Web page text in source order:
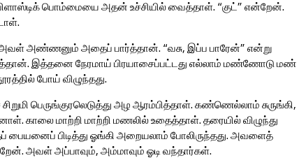
பிளாஸ்டிக் பொம்மையை அதன் உச்சியில் வைத்தாள். “குட்” என்றேன்.
அவள் அண்ணனும் அதைப் பார்த்தான். “வசு, இப்ப பாரேன்” என்று
இத்தனை நேரமாய் பிரயாசைப்பட்டது எல்லாம் மண்ணோடு மண்
போய் விழுந்தது.
பெருங்குரலெடுத்து அழ ஆரம்பித்தாள். கண்ணெல்லாம் சுருங்கி,
காலை மாற்றி மாற்றி மணலில் உதைத்தாள். தரையில் விழுந்து
பையனைப் பிடித்து ஓங்கி அறையலாம் போலிருந்தது. அவளைத்
அவள் அப்பாவும், அம்மாவும் ஓடி வந்தார்கள்.